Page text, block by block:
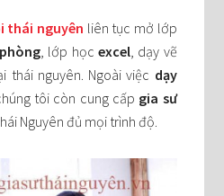
thái nguyên liên tục mở lớp
, lớp học excel, dạy vẽ
thái nguyên. Ngoài việc dạy
tôi còn cung cấp gia sư
Nguyên đủ mọi trình độ.